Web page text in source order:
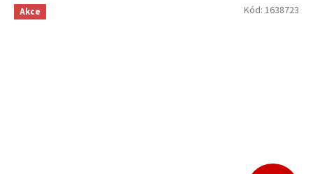
Akce Kód: 1638723